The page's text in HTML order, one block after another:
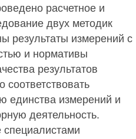
расчетное и
двух методик
результаты измерений с
и нормативы
результатов
соответствовать
единства измерений и
деятельность.
специалистами